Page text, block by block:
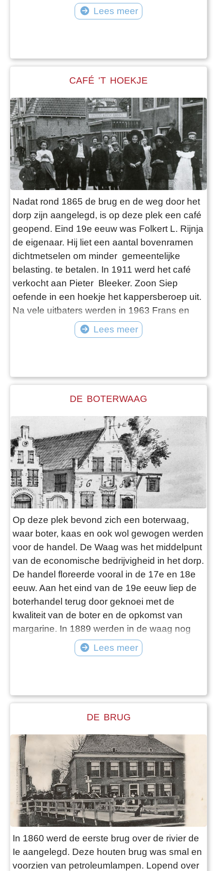
gearresteerden. Het werd in de volksmond
het 'hondenhok' genoemd. De brandspuit op
uit het Engelse Coventry en is daar in WOII
Lees meer
CAFÉ 'T HOEKJE
Nadat rond 1865 de brug en de weg door het
dorp zijn aangelegd, is op deze plek een café
geopend. Eind 19e eeuw was Folkert L. Rijnja
de eigenaar. Hij liet een aantal bovenramen
dichtmetselen om minder gemeentelijke
belasting. te betalen. In 1911 werd het café
verkocht aan Pieter Bleeker. Zoon Siep
oefende in een hoekje het kappersberoep uit.
Na vele uitbaters werden in 1963 Frans en
Baat van der Molen eigenaar en vanaf 1967
Hendrick , de broer van Frans, en zijn vrouw
Lees meer
DE BOTERWAAG
Op deze plek bevond zich een boterwaag,
waar boter, kaas en ook wol gewogen werden
voor de handel. De Waag was het middelpunt
van de economische bedrijvigheid in het dorp.
De handel floreerde vooral in de 17e en 18e
eeuw. Aan het eind van de 19e eeuw liep de
boterhandel terug door geknoei met de
kwaliteit van de boter en de opkomst van
margarine. In 1889 werden in de waag nog
700 (vierde) vaten boter en 97 ton kaas
verkocht. In 1897 was dit al afgenomen tot 57
geopend betekende dit het einde van de
Lees meer
DE BRUG
In 1860 werd de eerste brug over de rivier de
Ie aangelegd. Deze houten brug was smal en
voorzien van petroleumlampen. Lopend over